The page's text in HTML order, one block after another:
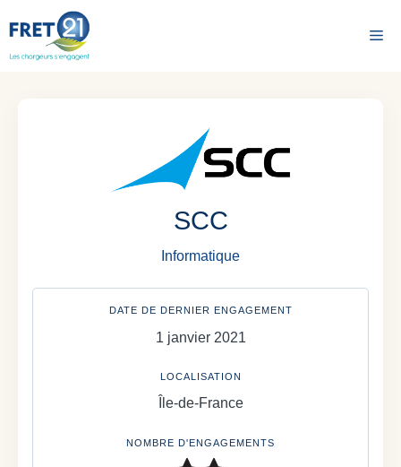
au
contenu
SCC
Informatique
DATE DE DERNIER ENGAGEMENT
1 janvier 2021
LOCALISATION
Île-de-France
NOMBRE D'ENGAGEMENTS